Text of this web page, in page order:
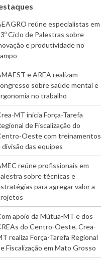
reúne especialistas em
Ciclo de Palestras sobre
e produtividade no
e AREA realizam
sobre saúde mental e
no trabalho
MT inicia Força-Tarefa
de Fiscalização do
Oeste com treinamentos
divisão das equipes
reúne profissionais em
sobre técnicas e
para agregar valor a
apoio da Mútua-MT e dos
do Centro-Oeste, Crea-
realiza Força-Tarefa Regional
Fiscalização em Mato Grosso